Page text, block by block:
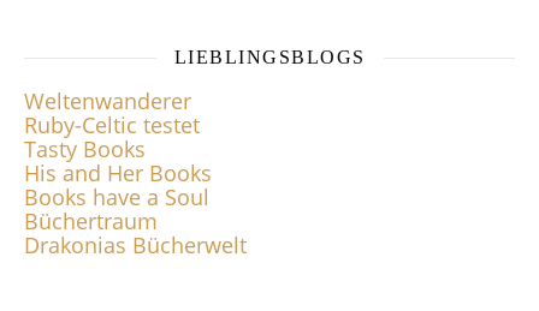
LIEBLINGSBLOGS
Weltenwanderer
Ruby-Celtic testet
Tasty Books
His and Her Books
Books have a Soul
Büchertraum
Drakonias Bücherwelt